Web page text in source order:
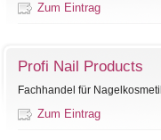
Zum Eintrag
Profi Nail Products
Fachhandel für
Zum Eintrag